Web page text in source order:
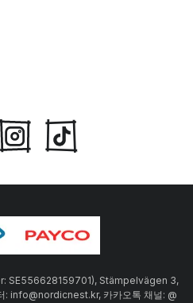
SE556628159701), Stämpelvägen 3,
info@nordicnest.kr, 카카오톡 채널: @